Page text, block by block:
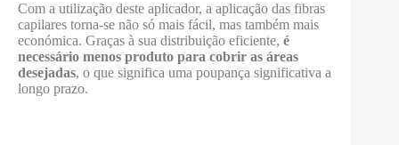
Com a utilização deste aplicador, a aplicação das fibras
capilares torna-se não só mais fácil, mas também mais
económica. Graças à sua distribuição eficiente, é
necessário menos produto para cobrir as áreas
desejadas, o que significa uma poupança significativa a
longo prazo.